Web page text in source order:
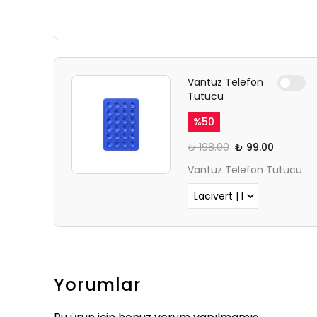
Vantuz Telefon
Tutucu
%50
₺ 198.00 ₺ 99.00
Vantuz Telefon Tutucu
Yorumlar